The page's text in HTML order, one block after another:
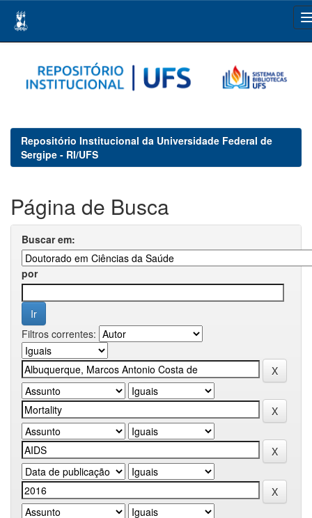
navigation
Repositório Institucional da Universidade Federal de
Sergipe - RI/UFS
Página de Busca
Buscar em:
por
Filtros correntes: